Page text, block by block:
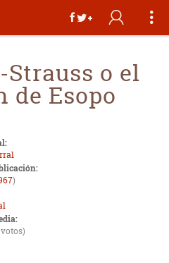
o el
de Esopo
)